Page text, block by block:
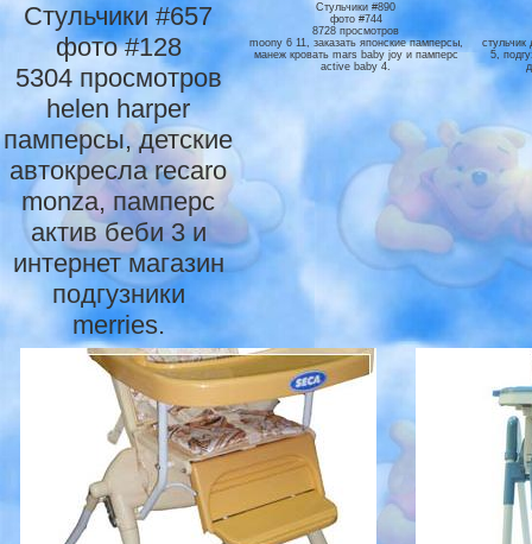
Стульчики #657
фото #128
5304 просмотров
helen harper
памперсы, детские
автокресла recaro
monza, памперс
актив беби 3 и
интернет магазин
подгузники
merries.
Стульчики #890
фото #744
8728 просмотров
moony 6 11, заказать японские памперсы,
манеж кровать mars baby joy и памперс
active baby 4.
5,